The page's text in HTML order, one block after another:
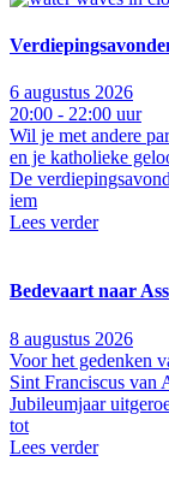
6 augustus 2026
20:00 - 22:00 uur
Wil je met andere
en je katholieke
De
iem
Lees verder
Bedevaart naar
8 augustus 2026
Voor het gedenken
Sint Franciscus van
Jubileumjaar
tot
Lees verder